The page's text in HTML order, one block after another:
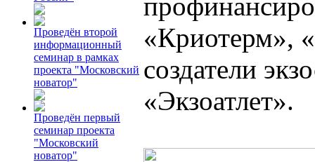
Проведён второй
информационный
семинар в рамках
проекта "Московский
новатор"
Проведён первый
семинар проекта
"Московский
новатор"
«Криотерм»,
создатели
«Экзоатлет».